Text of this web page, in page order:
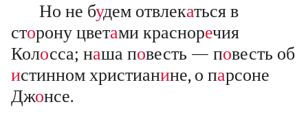
Но не будем отвлекаться в
сторону цветами красноречия
Колосса; наша повесть — повесть об
истинном христианине, о парсоне
Джонсе.